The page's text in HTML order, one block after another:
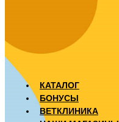
КАТАЛОГ
БОНУСЫ
ВЕТКЛИНИКА